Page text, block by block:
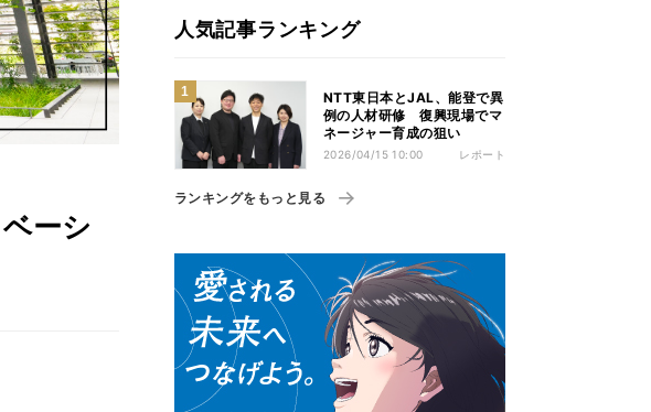
ーシ
人気記事ランキング
NTT東日本とJAL、能登で異
例の人材研修 復興現場でマ
ネージャー育成の狙い
2026/04/15 10:00 レポート
ランキングをもっと見る